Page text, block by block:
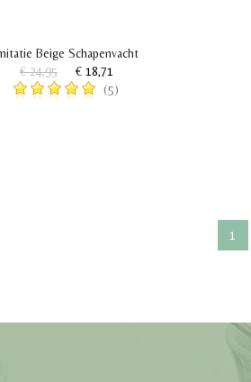
Beige Schapenvacht
€ 24,95
€ 18,71
(5)
1